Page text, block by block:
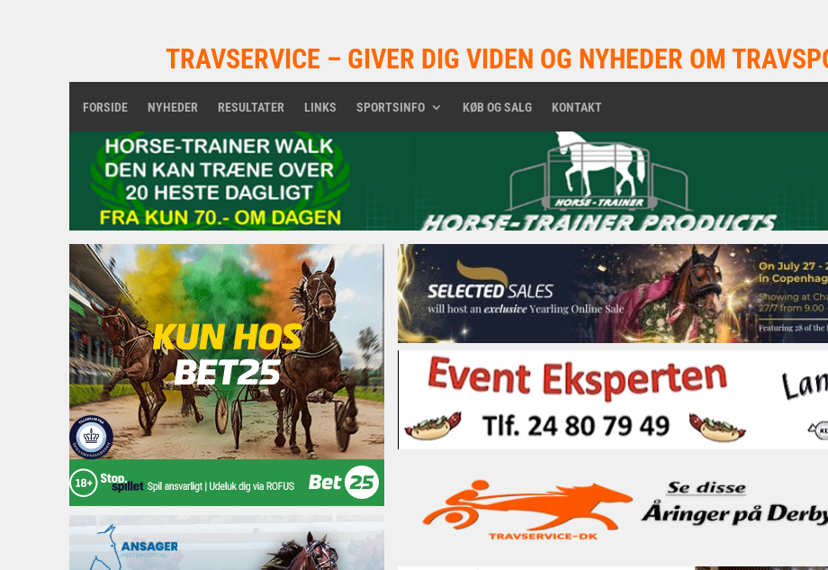
TRAVSERVICE – GIVER DIG VIDEN OG NYHEDER OM
FORSIDE NYHEDER RESULTATER LINKS SPORTSINFO KØB OG SALG KONTAKT